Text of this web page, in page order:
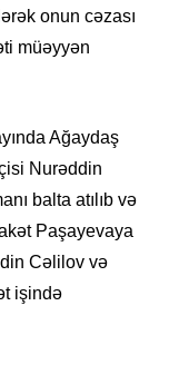
onun cəzası
müəyyən
Ağaydaş
Nurəddin
balta atılıb və
Paşayevaya
Cəlilov və
işində